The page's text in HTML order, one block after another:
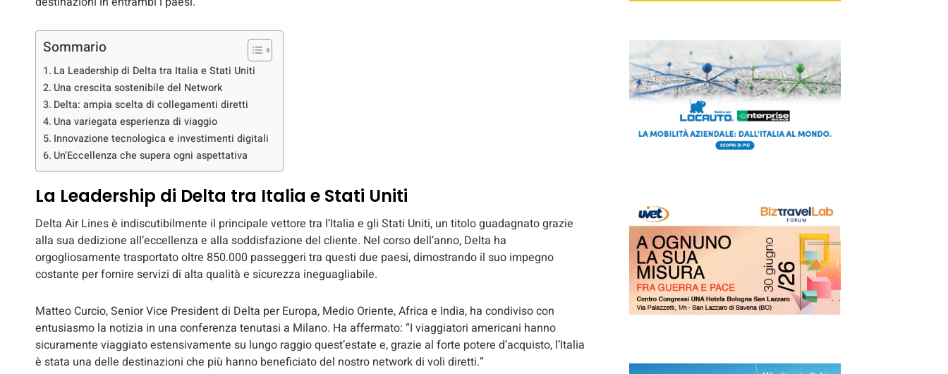
Sommario
La Leadership di Delta tra Italia e Stati Uniti
Una crescita sostenibile del Network
Delta: ampia scelta di collegamenti diretti
Una variegata esperienza di viaggio
Innovazione tecnologica e investimenti digitali
Un’Eccellenza che supera ogni aspettativa
La Leadership di Delta tra Italia e Stati Uniti
Delta Air Lines è indiscutibilmente il principale vettore tra l’Italia e gli Stati Uniti, un titolo guadagnato grazie
alla sua dedizione all’eccellenza e alla soddisfazione del cliente. Nel corso dell’anno, Delta ha
orgogliosamente trasportato oltre 850.000 passeggeri tra questi due paesi, dimostrando il suo impegno
costante per fornire servizi di alta qualità e sicurezza ineguagliabile.
Matteo Curcio, Senior Vice President di Delta per Europa, Medio Oriente, Africa e India, ha condiviso con
entusiasmo la notizia in una conferenza tenutasi a Milano. Ha affermato: “I viaggiatori americani hanno
sicuramente viaggiato estensivamente su lungo raggio quest’estate e, grazie al forte potere d’acquisto, l’Italia
è stata una delle destinazioni che più hanno beneficiato del nostro network di voli diretti.”